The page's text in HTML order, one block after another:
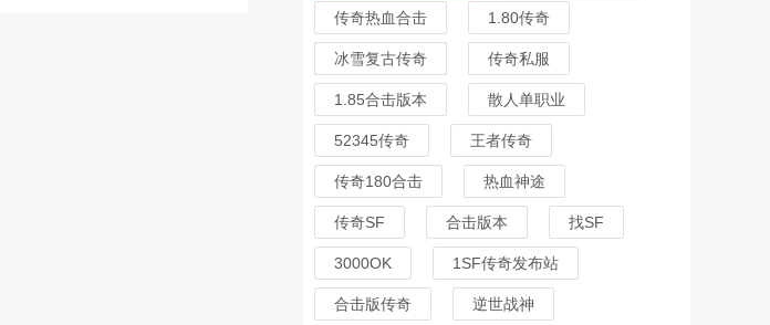
传奇热血合击 1.80传奇
冰雪复古传奇 传奇私服
1.85合击版本 散人单职业
52345传奇 王者传奇
传奇180合击 热血神途
传奇SF 合击版本 找SF
3000OK 1SF传奇发布站
合击版传奇 逆世战神